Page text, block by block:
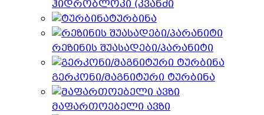
ჰიდრობლოკი (კვანძი
ტურბინა
რეზინის შუასადები/პარანიტი
გერკონი/მაგნიტური ტურბინა
მაფართოებელი ავზი